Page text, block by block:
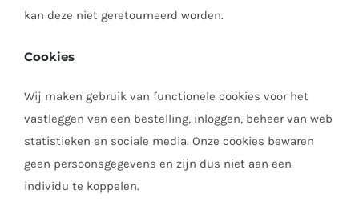
kan deze niet geretourneerd worden.
Cookies
Wij maken gebruik van functionele cookies voor het
vastleggen van een bestelling, inloggen, beheer van web
statistieken en sociale media. Onze cookies bewaren
geen persoonsgegevens en zijn dus niet aan een
individu te koppelen.